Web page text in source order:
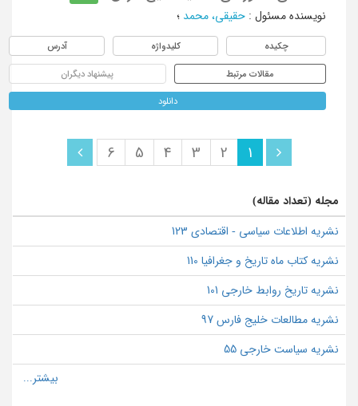
نویسنده مسئول : حقیقی، محمد؛
چکیده کلیدواژه آدرس
مقالات مرتبط پیشنهاد دیگران
دانلود
1
2
3
4
5
6
مجله (تعداد مقاله)
نشریه اطلاعات سیاسی - اقتصادی 123
نشریه کتاب ماه تاریخ و جغرافیا 110
نشریه تاریخ روابط خارجی 101
نشریه مطالعات خلیج فارس 97
نشریه سیاست خارجی 55